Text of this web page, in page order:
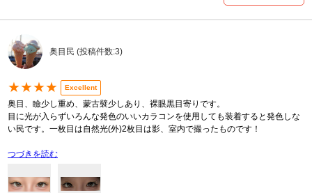
奥目民 (投稿件数:3)
★★★★ Excellent
奥目、瞼少し重め、蒙古襞少しあり、裸眼黒目寄りです。
目に光が入らずいろんな発色のいいカラコンを使用しても装着すると発色しな
い民です。一枚目は自然光(外)2枚目は影、室内で撮ったものです！
つづきを読む